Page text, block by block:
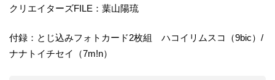
クリエイターズFILE：葉山陽琉
付録：とじ込みフォトカード2枚組 ハコイリムスコ（9bic）/
ナナトイチセイ（7m!n）